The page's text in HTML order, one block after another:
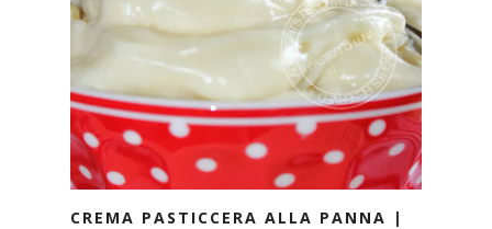
CREMA PASTICCERA ALLA PANNA |